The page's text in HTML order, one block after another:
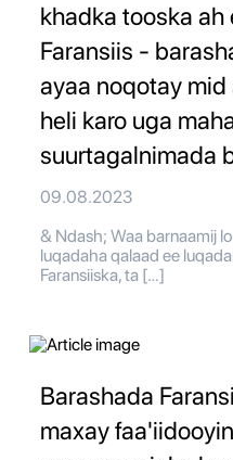
khadka tooska ah
Faransiis -
ayaa noqotay
heli karo uga
suurtagalnimada
09.08.2023
& Ndash; Waa barnaamij
luqadaha qalaad ee
Faransiiska, ta […]
Barashada
maxay